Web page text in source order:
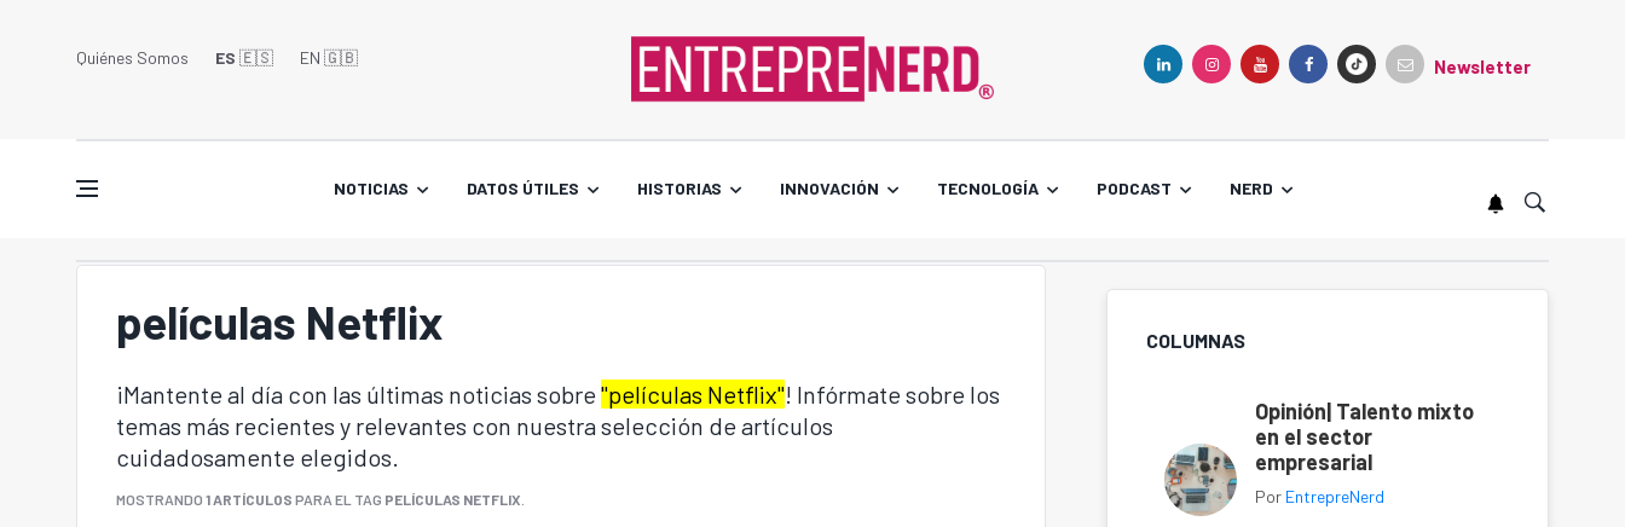
Quiénes Somos ES 🇪🇸 EN 🇬🇧󠁢󠁥󠁮󠁧󠁿 Newsletter
NOTICIAS DATOS ÚTILES HISTORIAS INNOVACIÓN TECNOLOGÍA PODCAST NERD
películas Netflix
¡Mantente al día con las últimas noticias sobre "películas Netflix"! Infórmate sobre los
temas más recientes y relevantes con nuestra selección de artículos
cuidadosamente elegidos.
MOSTRANDO 1 ARTÍCULOS PARA EL TAG PELÍCULAS NETFLIX
COLUMNAS
Opinión| Talento mixto
en el sector
empresarial
Por EntrepreNerd